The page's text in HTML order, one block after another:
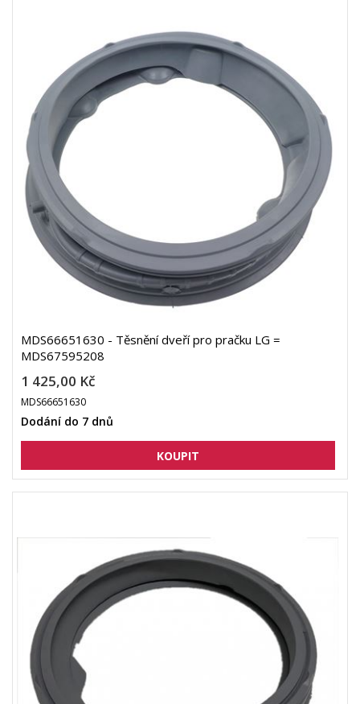
MDS66651630 - Těsnění dveří pro pračku LG =
MDS67595208
1 425,00 Kč
MDS66651630
Dodání do 7 dnů